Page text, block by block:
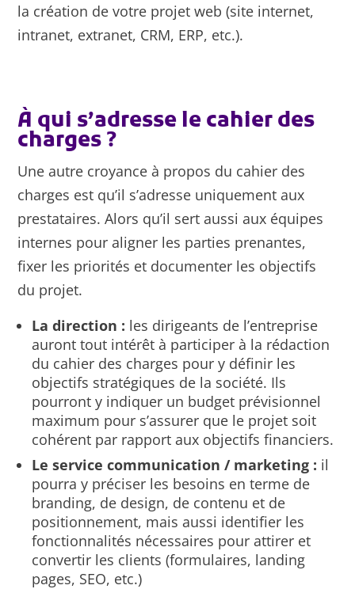
la création de votre projet web (site internet,
intranet, extranet, CRM, ERP, etc.).
À qui s’adresse le cahier des
charges ?
Une autre croyance à propos du cahier des
charges est qu’il s’adresse uniquement aux
prestataires. Alors qu’il sert aussi aux équipes
internes pour aligner les parties prenantes,
fixer les priorités et documenter les objectifs
du projet.
La direction : les dirigeants de l’entreprise
auront tout intérêt à participer à la rédaction
du cahier des charges pour y définir les
objectifs stratégiques de la société. Ils
pourront y indiquer un budget prévisionnel
maximum pour s’assurer que le projet soit
cohérent par rapport aux objectifs financiers.
Le service communication / marketing : il
pourra y préciser les besoins en terme de
branding, de design, de contenu et de
positionnement, mais aussi identifier les
fonctionnalités nécessaires pour attirer et
convertir les clients (formulaires, landing
pages, SEO, etc.)